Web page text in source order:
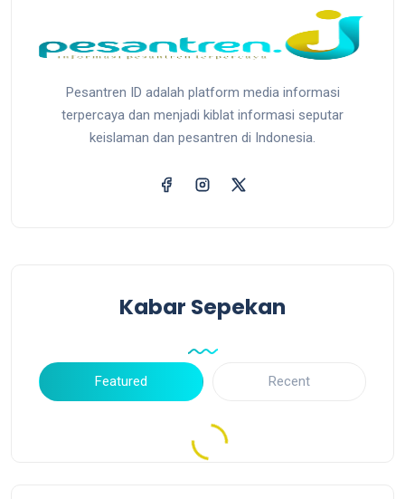
Pesantren ID adalah platform media informasi
terpercaya dan menjadi kiblat informasi seputar
keislaman dan pesantren di Indonesia.
Kabar Sepekan
Featured Recent